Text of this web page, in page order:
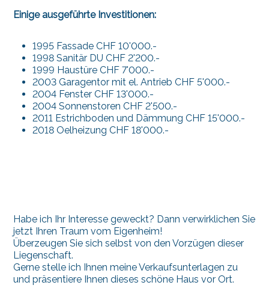
Einige ausgeführte Investitionen:
1995 Fassade CHF 10'000.-
1998 Sanitär DU CHF 2'200.-
1999 Haustüre CHF 7'000.-
2003 Garagentor mit el. Antrieb CHF 5'000.-
2004 Fenster CHF 13'000.-
2004 Sonnenstoren CHF 2'500.-
2011 Estrichboden und Dämmung CHF 15'000.-
2018 Oelheizung CHF 18'000.-
Habe ich Ihr Interesse geweckt? Dann verwirklichen Sie
jetzt Ihren Traum vom Eigenheim!
Überzeugen Sie sich selbst von den Vorzügen dieser
Liegenschaft.
Gerne stelle ich Ihnen meine Verkaufsunterlagen zu
und präsentiere Ihnen dieses schöne Haus vor Ort.